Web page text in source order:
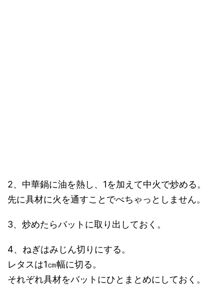
2、中華鍋に油を熱し、1を加えて中火で炒める。
先に具材に火を通すことでべちゃっとしません。
3、炒めたらバットに取り出しておく。
4、ねぎはみじん切りにする。
レタスは1㎝幅に切る。
それぞれ具材をバットにひとまとめにしておく。